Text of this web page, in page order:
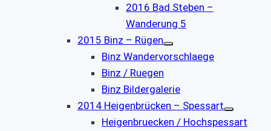
2016 Bad Steben –
Wanderung 5
2015 Binz – Rügen
Binz Wandervorschlaege
Binz / Ruegen
Binz Bildergalerie
2014 Heigenbrücken – Spessart
Heigenbruecken / Hochspessart